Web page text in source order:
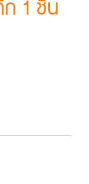
ก 1 ชิ้น